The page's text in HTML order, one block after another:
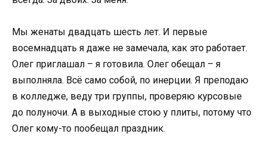
Мы женаты двадцать шесть лет. И первые
восемнадцать я даже не замечала, как это работает.
Олег приглашал – я готовила. Олег обещал – я
выполняла. Всё само собой, по инерции. Я преподаю
в колледже, веду три группы, проверяю курсовые
до полуночи. А в выходные стою у плиты, потому что
Олег кому-то пообещал праздник.